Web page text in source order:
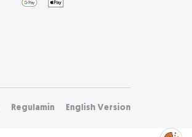
Regulamin English Version
Zarządzaj